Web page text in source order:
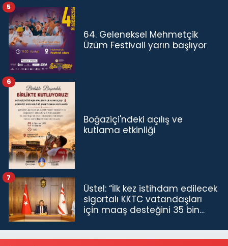
64. Geleneksel Mehmetçik
Üzüm Festivali yarın başlıyor
5
Boğaziçi'ndeki açılış ve
kutlama etkinliği
6
Üstel: “İlk kez istihdam edilecek
sigortalı KKTC vatandaşları
için maaş desteğini 35 bin
7